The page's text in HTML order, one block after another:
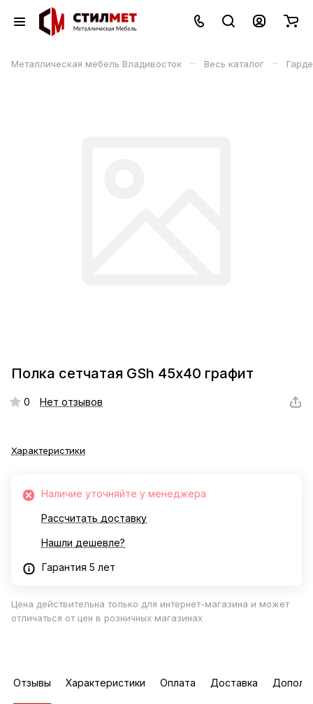
Металлическая мебель Владивосток – Весь каталог –
Полка сетчатая GSh 45х40 графит
0 Нет отзывов
Характеристики
Наличие уточняйте у менеджера
Рассчитать доставку
Нашли дешевле?
Гарантия 5 лет
Цена действительна только для интернет-магазина и может
отличаться от цен в розничных магазинах
Отзывы Характеристики Оплата Доставка